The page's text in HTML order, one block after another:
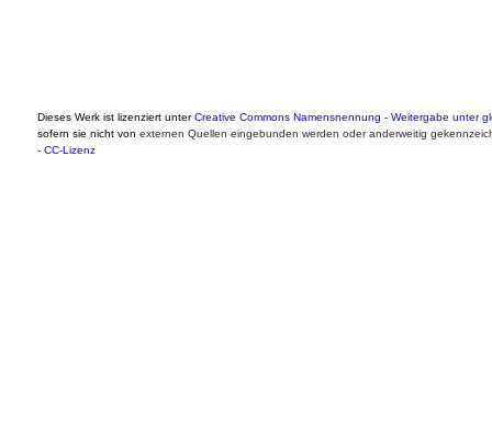
Dieses Werk ist lizenziert unterCreative Commons Namensnennung - Weitergabe unter
sofern sie nicht von externen Quellen eingebunden werden oder anderweitig
- CC-Lizenz